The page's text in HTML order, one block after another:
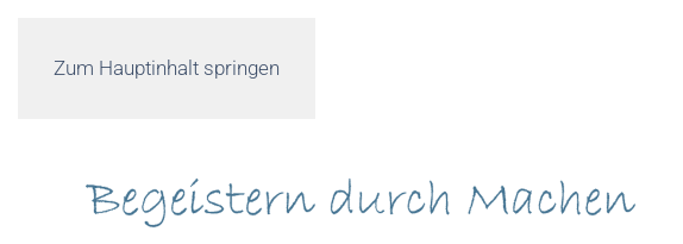
Zum Hauptinhalt springen